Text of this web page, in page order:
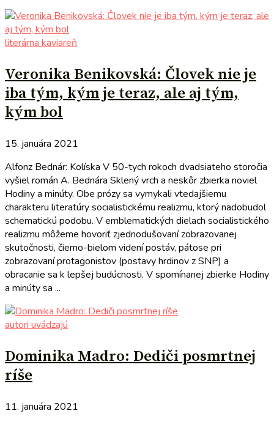
literárna kaviareň
Veronika Benikovská: Človek nie je
iba tým, kým je teraz, ale aj tým,
kým bol
15. januára 2021
Alfonz Bednár: Kolíska V 50-tych rokoch dvadsiateho storočia
vyšiel román A. Bednára Sklený vrch a neskôr zbierka noviel
Hodiny a minúty. Obe prózy sa vymykali vtedajšiemu
charakteru literatúry socialistickému realizmu, ktorý nadobudol
schematickú podobu. V emblematických dielach socialistického
realizmu môžeme hovoriť zjednodušovaní zobrazovanej
skutočnosti, čierno-bielom videní postáv, pátose pri
zobrazovaní protagonistov (postavy hrdinov z SNP) a
obracanie sa k lepšej budúcnosti. V spomínanej zbierke Hodiny
a minúty sa ...
autori uvádzajú
Dominika Madro: Dediči posmrtnej
ríše
11. januára 2021